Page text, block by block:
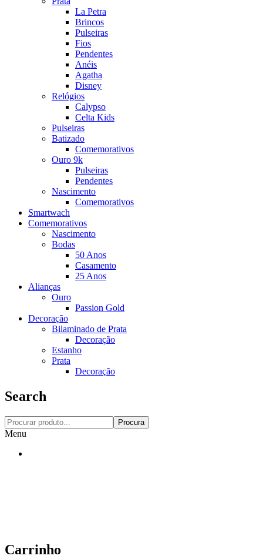
La Petra
Brincos
Pulseiras
Fios
Pendentes
Anéis
Agatha
Disney
Relógios
Calypso
Celta Kids
Pulseiras
Batizado
Comemorativos
Ouro 9k
Pulseiras
Pendentes
Nascimento
Comemorativos
Smartwach
Comemorativos
Nascimento
Bodas
50 Anos
Casamento
25 Anos
Alianças
Ouro
Passion Gold
Decoração
Bilaminado de Prata
Decoração
Estanho
Prata
Decoração
Search
Procura
Menu
Carrinho